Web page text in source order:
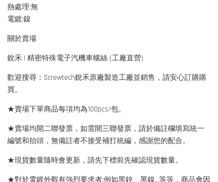
熱處理:無
電鍍:鎳
關於賣場
銳禾 | 精密特殊電子汽機車螺絲 (工廠直營)
歡迎搜尋：Screwtech銳禾原廠製造工廠並銷售，請安心訂購購
買。
★賣場下單商品每項均為100pcs/包。
★賣場均開二聯發票，如需開三聯發票，請於備註欄填寫統一
編號和抬頭，無備註者不接受補打統編，感謝您的配合。
★現貨數量隨時會更新，請先下標前先確認現貨數量。
★對於電鍍外觀有強烈要求者:例如黑鋅、黑鎳...等等，商品會因